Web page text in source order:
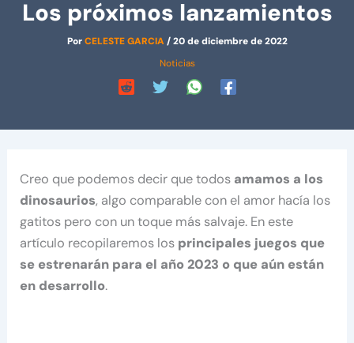
Los próximos lanzamientos
PorCELESTE GARCIA/20 de diciembre de 2022
Noticias
Creo que podemos decir que todos amamos a los
dinosaurios, algo comparable con el amor hacía los
gatitos pero con un toque más salvaje. En este
artículo recopilaremos los principales juegos que
se estrenarán para el año 2023 o que aún están
en desarrollo.